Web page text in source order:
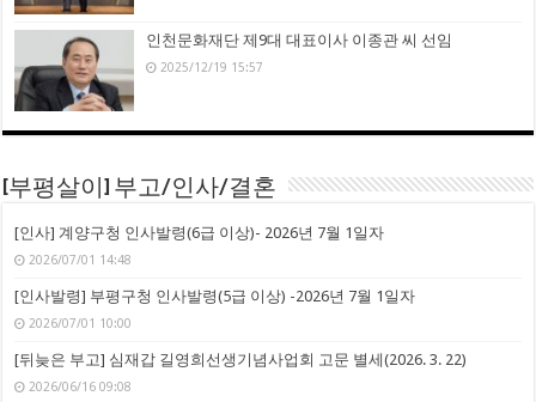
인천문화재단 제9대 대표이사 이종관 씨 선임
2025/12/19 15:57
[부평살이] 부고/인사/결혼
[인사] 계양구청 인사발령(6급 이상)- 2026년 7월 1일자
2026/07/01 14:48
[인사발령] 부평구청 인사발령(5급 이상) -2026년 7월 1일자
2026/07/01 10:00
[뒤늦은 부고] 심재갑 길영희선생기념사업회 고문 별세(2026. 3. 22)
2026/06/16 09:08